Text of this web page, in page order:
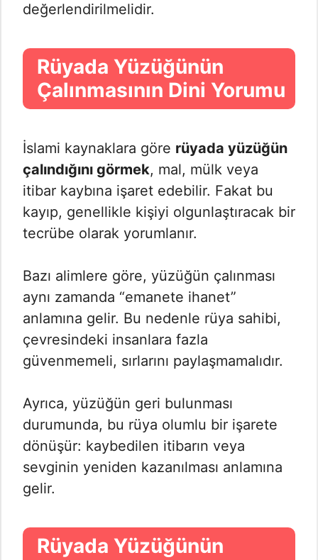
değerlendirilmelidir.
Rüyada Yüzüğünün
Çalınmasının Dini Yorumu
İslami kaynaklara göre rüyada yüzüğün
çalındığını görmek, mal, mülk veya
itibar kaybına işaret edebilir. Fakat bu
kayıp, genellikle kişiyi olgunlaştıracak bir
tecrübe olarak yorumlanır.
Bazı alimlere göre, yüzüğün çalınması
aynı zamanda “emanete ihanet”
anlamına gelir. Bu nedenle rüya sahibi,
çevresindeki insanlara fazla
güvenmemeli, sırlarını paylaşmamalıdır.
Ayrıca, yüzüğün geri bulunması
durumunda, bu rüya olumlu bir işarete
dönüşür: kaybedilen itibarın veya
sevginin yeniden kazanılması anlamına
gelir.
Rüyada Yüzüğünün